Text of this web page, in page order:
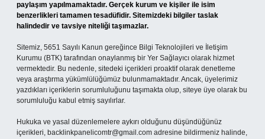
paylaşım yapılmamaktadır. Gerçek kurum ve kişiler ile isim
benzerlikleri tamamen tesadüfidir. Sitemizdeki bilgiler taslak
halindedir ve tavsiye niteliği taşımazlar.
Sitemiz, 5651 Sayılı Kanun gereğince Bilgi Teknolojileri ve İletişim
Kurumu (BTK) tarafından onaylanmış bir Yer Sağlayıcı olarak hizmet
vermektedir. Bu nedenle, sitedeki içerikleri proaktif olarak denetleme
veya araştırma yükümlülüğümüz bulunmamaktadır. Ancak, üyelerimiz
yazdıkları içeriklerin sorumluluğunu taşımakta olup, siteye üye olarak bu
sorumluluğu kabul etmiş sayılırlar.
Hukuka ve yasal düzenlemelere aykırı olduğunu düşündüğünüz
içerikleri, backlinkpanelicomtr@gmail.com adresine bildirmeniz halinde,